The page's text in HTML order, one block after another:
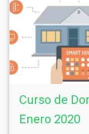
Curso de
Enero 2020